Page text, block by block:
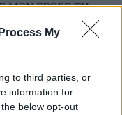
My
to third parties, or
information for
below opt-out
ΜΟΥ ΕΣΩΣΕ ΤΗ
του έσωσε τη